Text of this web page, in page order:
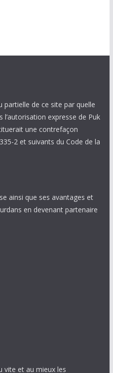
de ce site par quelle
expresse de Puk
une contrefaçon
2 et suivants du Code de la
ainsi que ses avantages et
en devenant partenaire
vite et au mieux les